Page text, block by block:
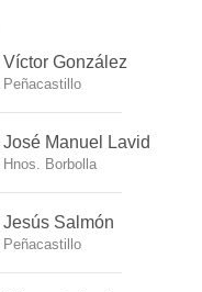
Víctor González
Peñacastillo
José Manuel Lavid
Hnos. Borbolla
Jesús Salmón
Peñacastillo